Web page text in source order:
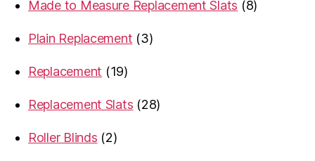
Made to Measure Replacement Slats
88
Plain Replacement
33
Replacement
1919
Replacement Slats
2828
Roller Blinds
22